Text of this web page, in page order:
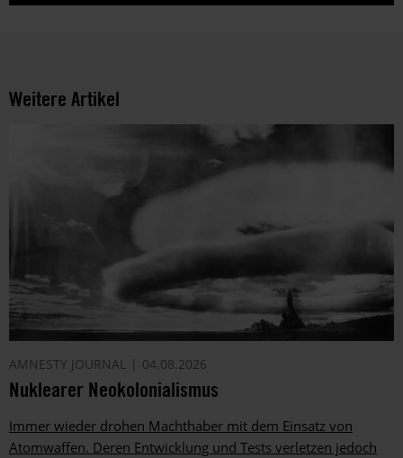
Weitere Artikel
AMNESTY JOURNAL 04.08.2026
Nuklearer Neokolonialismus
Immer wieder drohen Machthaber mit dem Einsatz von
Atomwaffen. Deren Entwicklung und Tests verletzen jedoch